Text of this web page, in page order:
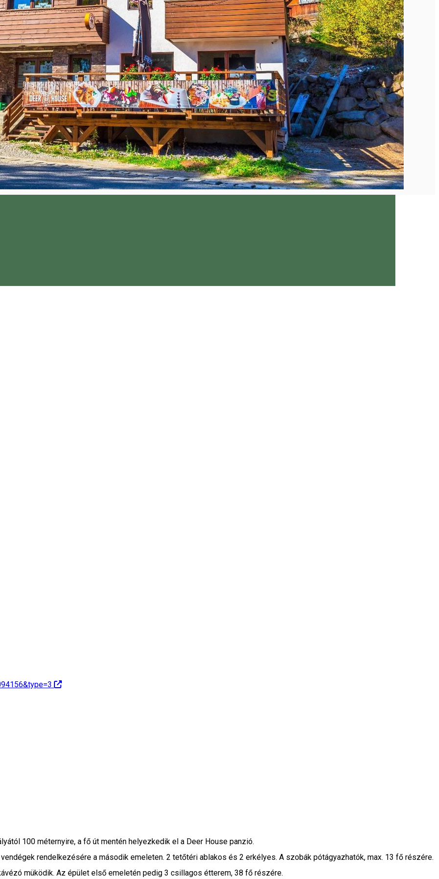
100 méternyire, a fő út mentén helyezkedik el a Deer House panzió.
rendelkezésére a második emeleten. 2 tetőtéri ablakos és 2 erkélyes. A szobák pótágyazhatók, max. 13 fő részére.
müködik. Az épület első emeletén pedig 3 csillagos étterem, 38 fő részére.